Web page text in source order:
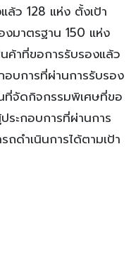
ล้ว 128 แห่ง ตั้งเป้า
งมาตรฐาน 150 แห่ง
ค้าที่ขอการรับรองแล้ว
บการที่ผ่านการรับรอง
ที่จัดกิจกรรมพิเศษที่ขอ
ระกอบการที่ผ่านการ
ดำเนินการได้ตามเป้า